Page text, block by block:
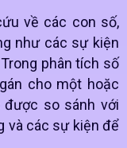
về các con số,
như các sự kiện
phân tích số
cho một hoặc
so sánh với
và các sự kiện để